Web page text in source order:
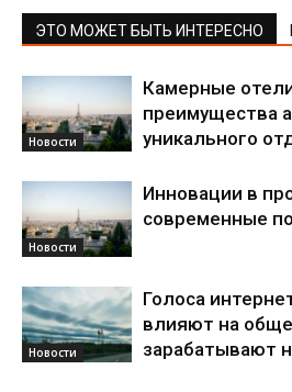
ЭТО МОЖЕТ БЫТЬ ИНТЕРЕСНО
Новости
Камерные
преимущества
уникального
Новости
Инновации в
современные
Новости
Голоса
влияют на
зарабатывают